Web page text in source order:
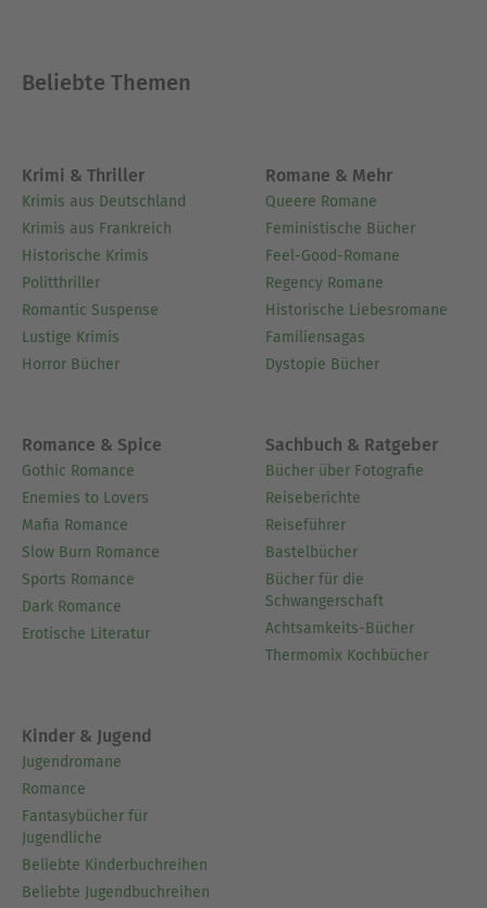
Beliebte Themen
Krimi & Thriller
Krimis aus Deutschland
Krimis aus Frankreich
Historische Krimis
Politthriller
Romantic Suspense
Lustige Krimis
Horror Bücher
Romane & Mehr
Queere Romane
Feministische Bücher
Feel-Good-Romane
Regency Romane
Historische Liebesromane
Familiensagas
Dystopie Bücher
Romance & Spice
Gothic Romance
Enemies to Lovers
Mafia Romance
Slow Burn Romance
Sports Romance
Dark Romance
Erotische Literatur
Sachbuch & Ratgeber
Bücher über Fotografie
Reiseberichte
Reiseführer
Bastelbücher
Bücher für die
Schwangerschaft
Achtsamkeits-Bücher
Thermomix Kochbücher
Kinder & Jugend
Jugendromane
Romance
Fantasybücher für
Jugendliche
Beliebte Kinderbuchreihen
Beliebte Jugendbuchreihen